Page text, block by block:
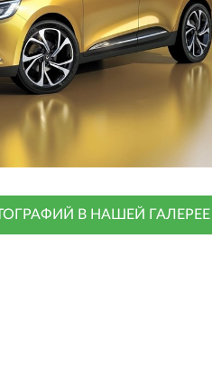
В НАШЕЙ ГАЛЕРЕЕ